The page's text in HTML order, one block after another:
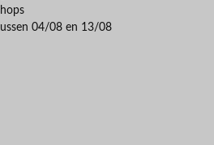
04/08 en 13/08